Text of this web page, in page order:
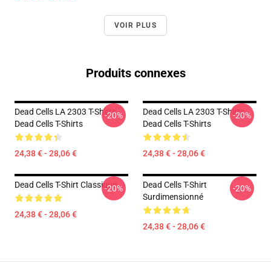
VOIR PLUS
Produits connexes
Dead Cells LA 2303 T-Shirts
Dead Cells T-Shirts
24,38 € - 28,06 €
-20%
Dead Cells LA 2303 T-Shirts
Dead Cells T-Shirts
24,38 € - 28,06 €
-20%
Dead Cells T-Shirt Classique
24,38 € - 28,06 €
-20%
Dead Cells T-Shirt
Surdimensionné
24,38 € - 28,06 €
-20%